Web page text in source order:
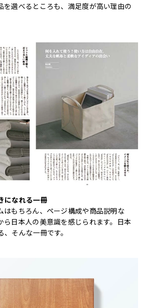
を選べるところも、満足度が高い理由の
になれる一冊
はもちろん、ページ構成や商品説明な
ら日本人の美意識を感じられます。日本
そんな一冊です。